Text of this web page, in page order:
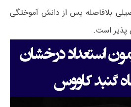
بلافاصله پس از دانش آموختگی
پذیر است.